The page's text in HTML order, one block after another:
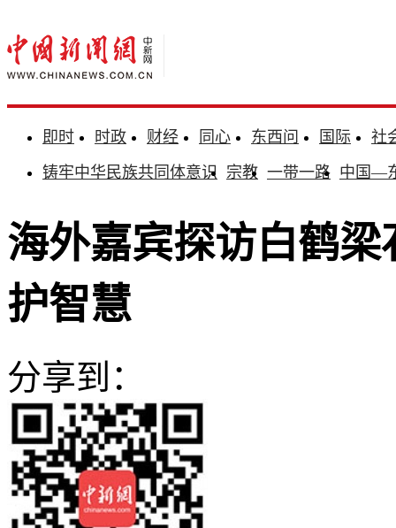
即时 时政 财经 同心 东西问 国际
社
铸牢中华民族共同体意识 宗教 一带一路 中国—
海外嘉宾探访白鹤
护智慧
分享到：